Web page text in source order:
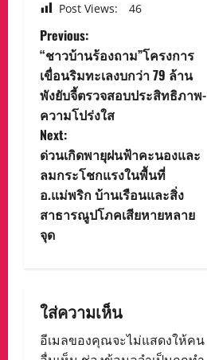
Post Views: 46
P
o
s
t
n
a
v
g
a
Previous:
“ชาวบ้านร้องถาม”โครงการ
เขื่อนริมทะเลงบกว่า 79 ล้าน
พังยับจี้ตรวจสอบประสิทธิภาพ-
ความโปร่งใส
Next:
ด่วนเกิดพายุฝนฟ้าคะนองและ
ลมกระโชกแรงในพื้นที่
อ.แม่พริก บ้านเรือนและสิ่ง
สาธารณูปโภคเสียหายหลาย
จุด
ใส่ความเห็น
อีเมลของคุณจะไม่แสดงให้คน